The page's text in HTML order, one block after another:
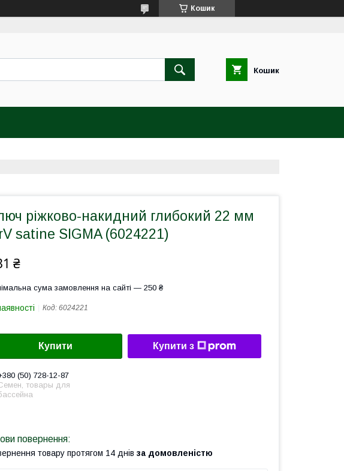
Кошик
Кошик
ріжково-накидний глибокий 22 мм
satine SIGMA (6024221)
₴
сума замовлення на сайті — 250 ₴
Код: 6024221
Купити Купити з
(50) 728-12-87
товары для
товару протягом 14 днів за домовленістю